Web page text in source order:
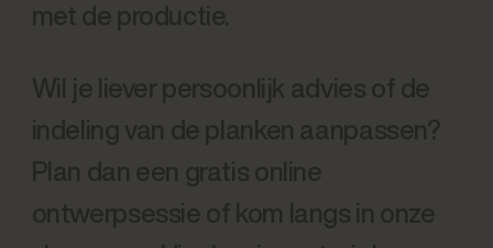
met de productie.
Wil je liever persoonlijk advies of de
indeling van de planken aanpassen?
Plan dan een gratis online
ontwerpsessie of kom langs in onze